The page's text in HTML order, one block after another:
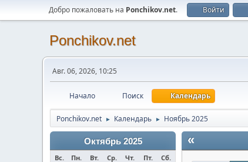
Добро пожаловать на Ponchikov.net. Войти
Ponchikov.net
Авг. 06, 2026, 10:25
Начало Поиск Календарь
Ponchikov.net ► Календарь ► Ноябрь 2025
Октябрь 2025
Вс. Пн. Вт. Ср. Чт. Пт. Сб.
«